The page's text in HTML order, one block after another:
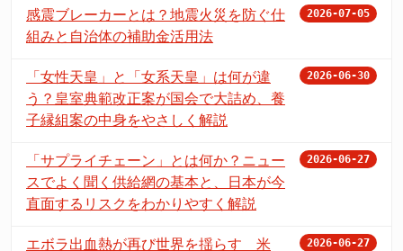
感震ブレーカーとは？地震火災を防ぐ仕
組みと自治体の補助金活用法
2026-07-05
「女性天皇」と「女系天皇」は何が違
う？皇室典範改正案が国会で大詰め、養
子縁組案の中身をやさしく解説
2026-06-30
「サプライチェーン」とは何か？ニュー
スでよく聞く供給網の基本と、日本が今
直面するリスクをわかりやすく解説
2026-06-27
エボラ出血熱が再び世界を揺らす 米
2026-06-27